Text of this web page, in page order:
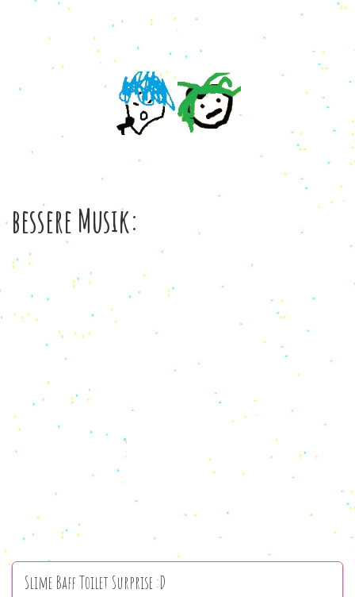
bessere Musik:
Slime Baff Toilet Surprise :D